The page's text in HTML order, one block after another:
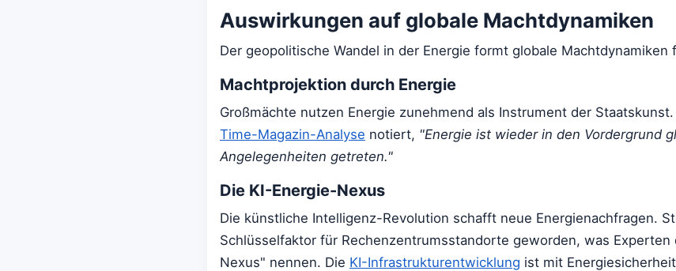
Auswirkungen auf globale Machtdynamiken
Der geopolitische Wandel in der Energie formt globale Machtdynamiken
Machtprojektion durch Energie
Großmächte nutzen Energie zunehmend als Instrument der
Time-Magazin-Analyse notiert, "Energie ist wieder in den Vordergrund
Angelegenheiten getreten."
Die KI-Energie-Nexus
Die künstliche Intelligenz-Revolution schafft neue Energienachfragen.
Schlüsselfaktor für Rechenzentrumsstandorte geworden, was Experten
Nexus" nennen. Die KI-Infrastrukturentwicklung ist mit